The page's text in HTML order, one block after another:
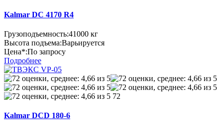
Kalmar DC 4170 R4
Грузоподъемность:41000 кг
Высота подъема:Варьируется
Цена*:По запросу
Подробнее
72
Kalmar DCD 180-6